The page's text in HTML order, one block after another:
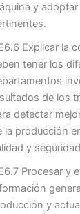
y
Explicar la
tener los
de los
detectar
la producción
y
Procesar y
y